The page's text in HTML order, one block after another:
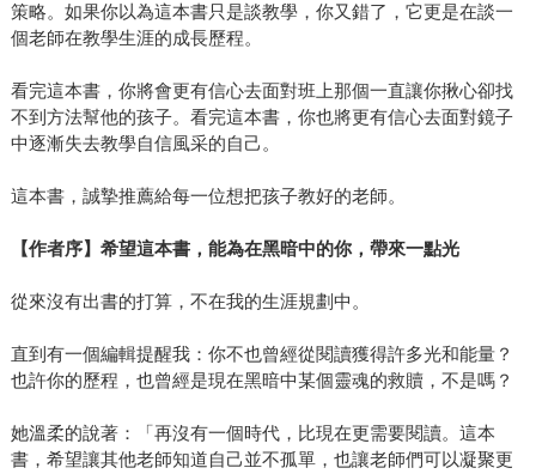
策略。如果你以為這本書只是談教學，你又錯了，它更是在談一
個老師在教學生涯的成長歷程。
看完這本書，你將會更有信心去面對班上那個一直讓你揪心卻找
不到方法幫他的孩子。看完這本書，你也將更有信心去面對鏡子
中逐漸失去教學自信風采的自己。
這本書，誠摯推薦給每一位想把孩子教好的老師。
【作者序】希望這本書，能為在黑暗中的你，帶來一點光
從來沒有出書的打算，不在我的生涯規劃中。
直到有一個編輯提醒我：你不也曾經從閱讀獲得許多光和能量？
也許你的歷程，也曾經是現在黑暗中某個靈魂的救贖，不是嗎？
她溫柔的說著：「再沒有一個時代，比現在更需要閱讀。這本
書，希望讓其他老師知道自己並不孤單，也讓老師們可以凝聚更